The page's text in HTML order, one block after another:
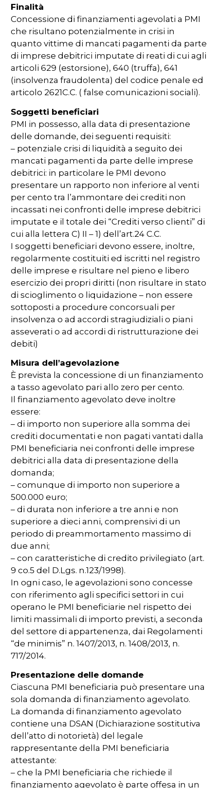
Finalità
Concessione di finanziamenti agevolati a PMI
che risultano potenzialmente in crisi in
quanto vittime di mancati pagamenti da parte
di imprese debitrici imputate di reati di cui agli
articoli 629 (estorsione), 640 (truffa), 641
(insolvenza fraudolenta) del codice penale ed
articolo 2621C.C. ( false comunicazioni sociali).
Soggetti beneficiari
PMI in possesso, alla data di presentazione
delle domande, dei seguenti requisiti:
– potenziale crisi di liquidità a seguito dei
mancati pagamenti da parte delle imprese
debitrici: in particolare le PMI devono
presentare un rapporto non inferiore al venti
per cento tra l’ammontare dei crediti non
incassati nei confronti delle imprese debitrici
imputate e il totale dei “Crediti verso clienti” di
cui alla lettera C) II – 1) dell’art.24 C.C.
I soggetti beneficiari devono essere, inoltre,
regolarmente costituiti ed iscritti nel registro
delle imprese e risultare nel pieno e libero
esercizio dei propri diritti (non risultare in stato
di scioglimento o liquidazione – non essere
sottoposti a procedure concorsuali per
insolvenza o ad accordi stragiudiziali o piani
asseverati o ad accordi di ristrutturazione dei
debiti)
Misura dell’agevolazione
È prevista la concessione di un finanziamento
a tasso agevolato pari allo zero per cento.
Il finanziamento agevolato deve inoltre
essere:
– di importo non superiore alla somma dei
crediti documentati e non pagati vantati dalla
PMI beneficiaria nei confronti delle imprese
debitrici alla data di presentazione della
domanda;
– comunque di importo non superiore a
500.000 euro;
– di durata non inferiore a tre anni e non
superiore a dieci anni, comprensivi di un
periodo di preammortamento massimo di
due anni;
– con caratteristiche di credito privilegiato (art.
9 co.5 del D.Lgs. n.123/1998).
In ogni caso, le agevolazioni sono concesse
con riferimento agli specifici settori in cui
operano le PMI beneficiarie nel rispetto dei
limiti massimali di importo previsti, a seconda
del settore di appartenenza, dai Regolamenti
“de minimis” n. 1407/2013, n. 1408/2013, n.
717/2014.
Presentazione delle domande
Ciascuna PMI beneficiaria può presentare una
sola domanda di finanziamento agevolato.
La domanda di finanziamento agevolato
contiene una DSAN (Dichiarazione sostitutiva
dell’atto di notorietà) del legale
rappresentante della PMI beneficiaria
attestante:
– che la PMI beneficiaria che richiede il
finanziamento agevolato è parte offesa in un